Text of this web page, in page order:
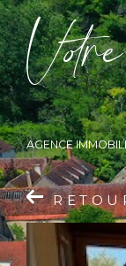
Vore
AGENCE